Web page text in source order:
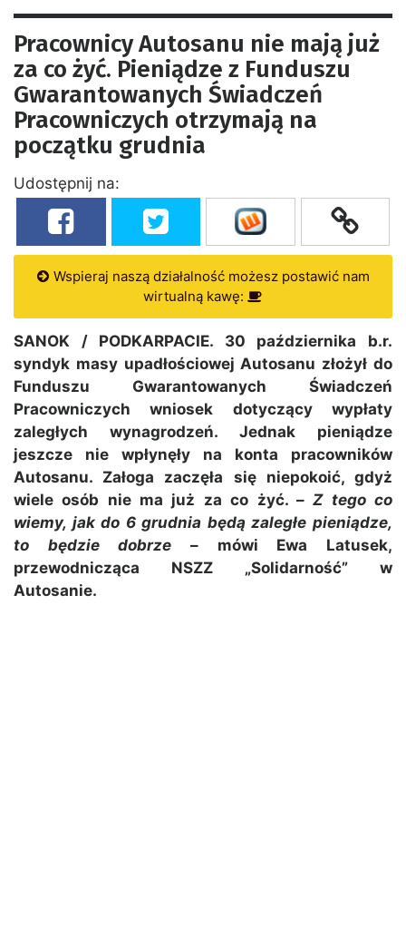
Pracownicy Autosanu nie mają już
za co żyć. Pieniądze z Funduszu
Gwarantowanych Świadczeń
Pracowniczych otrzymają na
początku grudnia
Udostępnij na:
Wspieraj naszą działalność możesz postawić nam
wirtualną kawę:
SANOK / PODKARPACIE. 30 października b.r.
syndyk masy upadłościowej Autosanu złożył do
Funduszu Gwarantowanych Świadczeń
Pracowniczych wniosek dotyczący wypłaty
zaległych wynagrodzeń. Jednak pieniądze
jeszcze nie wpłynęły na konta pracowników
Autosanu. Załoga zaczęła się niepokoić, gdyż
wiele osób nie ma już za co żyć. –Z tego co
wiemy, jak do 6 grudnia będą zaległe pieniądze,
to będzie dobrze – mówi Ewa Latusek,
przewodnicząca NSZZ „Solidarność” w
Autosanie.